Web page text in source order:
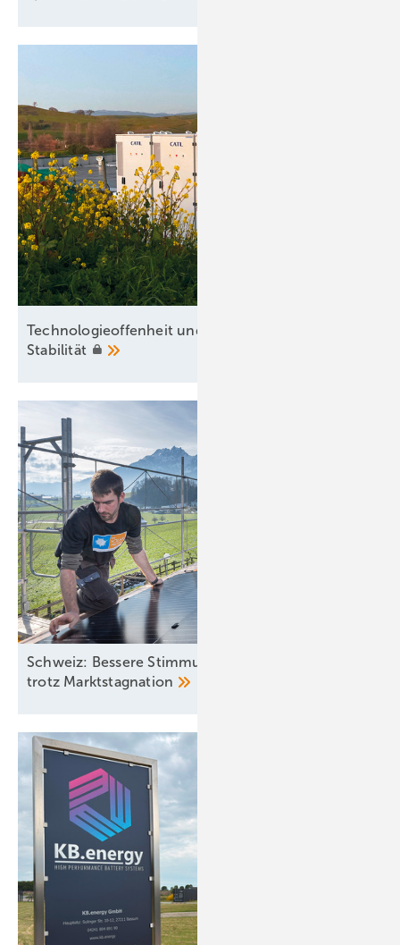
Technologieoffenheit und Praxisnähe für
Stabilität
Schweiz: Bessere Stimmung in der Solarbranche
trotz Marktstagnation